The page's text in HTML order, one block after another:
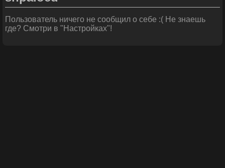
Пользователь ничего не сообщил о себе :( Не знаешь
где? Смотри в "Настройках"!